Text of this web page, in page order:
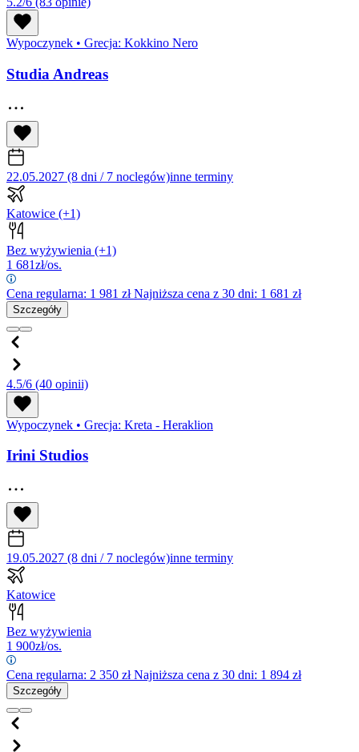
Wypoczynek • Grecja: Kokkino Nero
Studia Andreas
22.05.2027 (8 dni / 7 noclegów)inne terminy
Katowice (+1)
Bez wyżywienia (+1)
1 681zł/os.
Cena regularna: 1 981 złNajniższa cena z 30 dni: 1 681 zł
Szczegóły
4.5/6 (40 opinii)
Wypoczynek • Grecja: Kreta - Heraklion
Irini Studios
19.05.2027 (8 dni / 7 noclegów)inne terminy
Katowice
Bez wyżywienia
1 900zł/os.
Cena regularna: 2 350 złNajniższa cena z 30 dni: 1 894 zł
Szczegóły